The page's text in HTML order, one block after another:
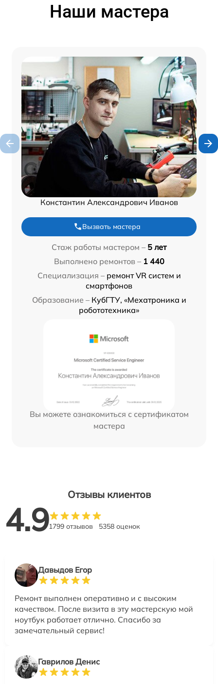
Наши мастера
Константин Александрович Иванов
Вызвать мастера
Стаж работы мастером – 5 лет
Выполнено ремонтов – 1 440
Специализация – ремонт VR систем и
смартфонов
Образование – КубГТУ, «Мехатроника и
робототехника»
Вы можете ознакомиться с сертификатом
мастера
Отзывы клиентов
4.91799 отзывов 5358 оценок
Давыдов Егор
Ремонт выполнен оперативно и с высоким
качеством. После визита в эту мастерскую мой
ноутбук работает отлично. Спасибо за
замечательный сервис!
Гаврилов Денис